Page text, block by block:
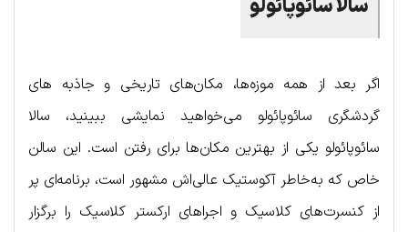
سالا سائوپائولو
اگر بعد از همه موزه‌ها، مکان‌های تاریخی و جاذبه های
گردشگری سائوپائولو می‌خواهید نمایشی ببینید، سالا
سائوپائولو یکی از بهترین مکان‌ها برای رفتن است. این سالن
خاص که به‌خاطر آکوستیک عالی‌اش مشهور است، برنامه‌ای پر
از کنسرت‌های کلاسیک و اجراهای ارکستر کلاسیک را برگزار